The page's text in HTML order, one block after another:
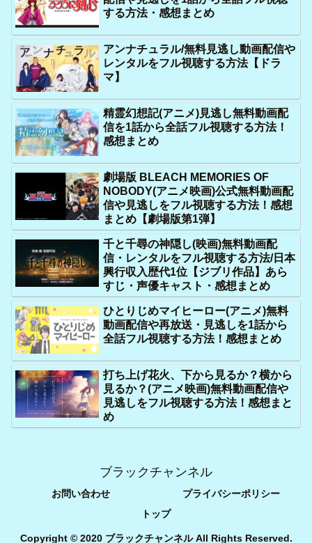
する方法・感想まとめ
アンナチュラル/無料見逃し動画配信や
レンタルをフル視聴する方法【ドラ
マ】
精霊幻想記(アニメ)見逃し無料動画配
信を1話から全話フル視聴する方法！
感想まとめ
劇場版 BLEACH MEMORIES OF
NOBODY(アニメ映画)公式無料動画配
信や見逃しをフル視聴する方法！感想
まとめ【劇場版第1弾】
千と千尋の神隠し(映画)無料動画配
信・レンタルをフル視聴する方法/日本
興行収入歴代1位【ジブリ作品】あら
すじ・声優キャスト・感想まとめ
ひとりじめマイヒーロー(アニメ)無料
動画配信や再放送・見逃しを1話から
全話フル視聴する方法！感想まとめ
打ち上げ花火、下から見るか？横から
見るか？(アニメ映画)無料動画配信や
見逃しをフル視聴する方法！感想まと
め
ブラックチャンネル
お問い合わせ
プライバシーポリシー
トップ
Copyright © 2020 ブラックチャンネル All Rights Reserved.